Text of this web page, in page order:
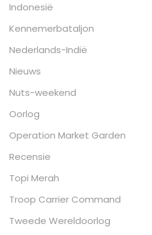
Indonesië
Kennemerbataljon
Nederlands-Indië
Nieuws
Nuts-weekend
Oorlog
Operation Market Garden
Recensie
Topi Merah
Troop Carrier Command
Tweede Wereldoorlog